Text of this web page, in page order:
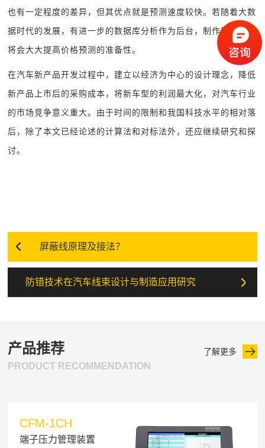
也有一定程度的差异，但其优点就是预测速度较快。若随着大数
据时代的发展，有进一步的数据库分析作为后台，制作数据模型
将会大大提高价格预测的准备性。
在汽车新产品开发过程中，建立以经济为中心的设计理念，降低
新产品上市后的采购成本，将新车型的利润最大化，对汽车行业
的市场竞争意义重大。由于时间的限制和我国科技水平的相对落
后，除了本文已经论述的计算法和对标法外，还应继续研究和探
讨。
屏蔽线原理及接法？
防错技术在汽车线束设计与制造应用研究
产品推荐
PRODUCT RECOMMENDATION
了解更多
CFM-1CH
端子压力管理装置